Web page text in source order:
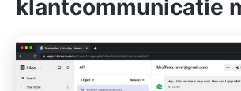
klantcommunicatie